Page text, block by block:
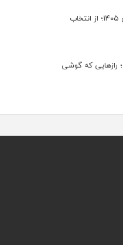
راهنمای جامع کولر گازی ۱۴۰۵؛ از انتخاب
قابلیت‌های قلم S Pen ؛ رازهایی که گوشی